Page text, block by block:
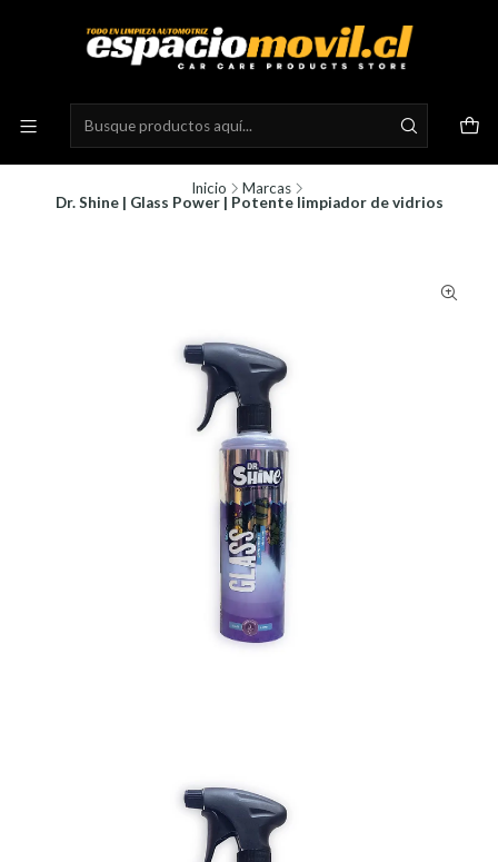
Inicio
Marcas
Dr. Shine | Glass Power | Potente limpiador de vidrios